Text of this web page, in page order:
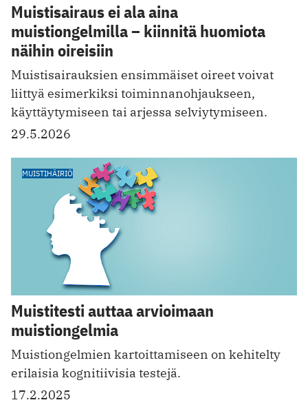
Muistisairaus ei ala aina
muistiongelmilla – kiinnitä huomiota
näihin oireisiin
Muistisairauksien ensimmäiset oireet voivat
liittyä esimerkiksi toiminnanohjaukseen,
käyttäytymiseen tai arjessa selviytymiseen.
29.5.2026
MUISTIHÄIRIÖ
Muistitesti auttaa arvioimaan
muistiongelmia
Muistiongelmien kartoittamiseen on kehitelty
erilaisia kognitiivisia testejä.
17.2.2025